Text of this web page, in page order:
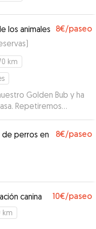
los animales 8€/paseo
)
km
Golden Bub y ha
Repetiremos
de perros en
8€/paseo
canina 10€/paseo
km